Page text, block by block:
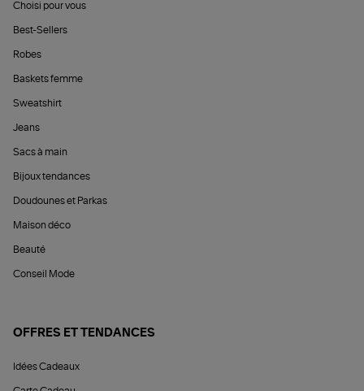
Choisi pour vous
Best-Sellers
Robes
Baskets femme
Sweatshirt
Jeans
Sacs à main
Bijoux tendances
Doudounes et Parkas
Maison déco
Beauté
Conseil Mode
OFFRES ET TENDANCES
Idées Cadeaux